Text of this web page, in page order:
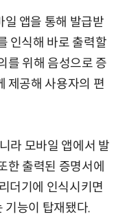
일 앱을 통해 발급받
인식해 바로 출력할
를 위해 음성으로 증
제공해 사용자의 편
라 모바일 앱에서 발
한 출력된 증명서에
더기에 인식시키면
기능이 탑재됐다.